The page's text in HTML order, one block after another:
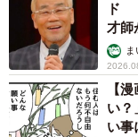
ド
才師
【
い？
い